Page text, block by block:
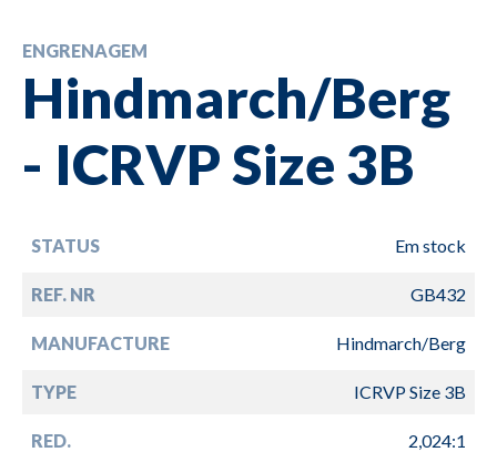
ENGRENAGEM
Hindmarch/Berg
- ICRVP Size 3B
STATUS Em stock
REF. NR GB432
MANUFACTURE Hindmarch/Berg
TYPE ICRVP Size 3B
RED. 2,024:1